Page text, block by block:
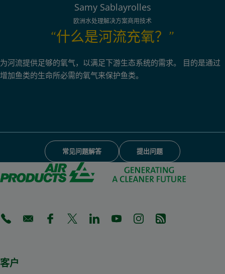
Samy Sablayrolles
欧洲水处理解决方案商用技术
“什么是河流充氧？”
为河流提供足够的氧气，以满足下游生态系统的需求。 目的是通过
增加鱼类的生命所必需的氧气来保护鱼类。
常见问题解答 提出问题
(Opens in a new tab)
(Opens in a new tab)
(Opens in a new tab)
(Opens in a new tab)
(Opens in a new tab)
(Opens in a new tab)
(Opens in a new tab)
(Opens in a new
客户